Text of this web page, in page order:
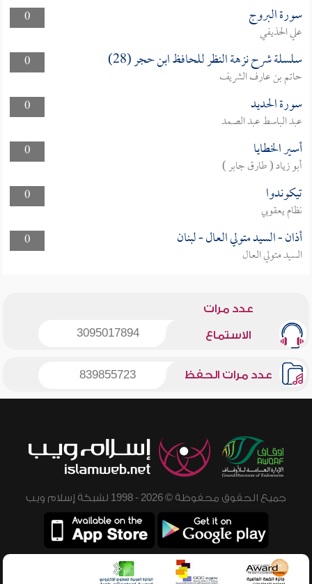
0
سورة البروج
علي الحذيفي
0
سلسلة شرح نزهة النظر للحافظ ابن حجر (28)
حاتم بن عارف الشريف
0
سورة الحديد
عبد الباسط عبد الصمد
0
أسير الخطايا
أبو زياد ( طارق جابر )
0
تيكوندوا
نظام يعقوبي
0
أذان - السيد متولي العال - لبنان
السيد متولي العال
عدد مرات
الاستماع 3095017894
عدد مرات الحفظ 839855723
جميع الحقوق محفوظة © 2026 - 1998 لشبكة إسلام ويب